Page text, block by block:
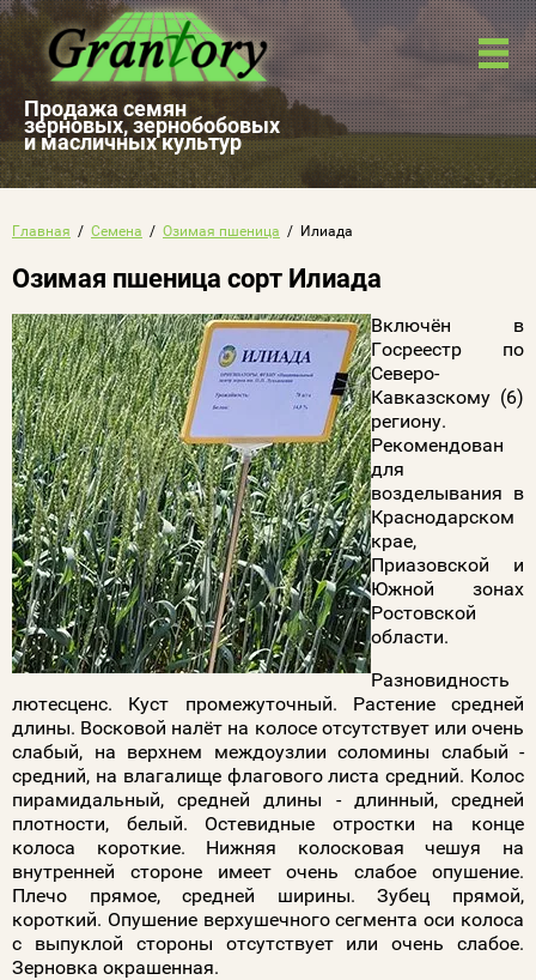
Продажа семян
зерновых, зернобобовых
и масличных культур
Главная
  /
Семена
  /
Озимая пшеница
  /  Илиада
Озимая пшеница сорт Илиада
Включён в
Госреестр по
Северо-
Кавказскому (6)
региону.
Рекомендован
для
возделывания в
Краснодарском
крае,
Приазовской и
Южной зонах
Ростовской
области.
Разновидность
лютесценс. Куст промежуточный. Растение средней
длины. Восковой налёт на колосе отсутствует или очень
слабый, на верхнем междоузлии соломины слабый -
средний, на влагалище флагового листа средний. Колос
пирамидальный, средней длины - длинный, средней
плотности, белый. Остевидные отростки на конце
колоса короткие. Нижняя колосковая чешуя на
внутренней стороне имеет очень слабое опушение.
Плечо прямое, средней ширины. Зубец прямой,
короткий. Опушение верхушечного сегмента оси колоса
с выпуклой стороны отсутствует или очень слабое.
Зерновка окрашенная.